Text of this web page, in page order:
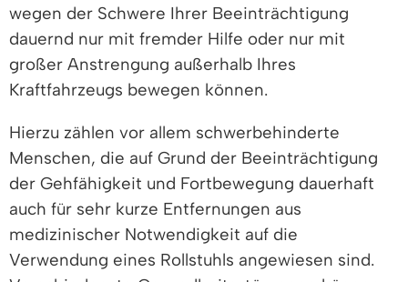
wegen der Schwere Ihrer Beeinträchtigung
dauernd nur mit fremder Hilfe oder nur mit
großer Anstrengung außerhalb Ihres
Kraftfahrzeugs bewegen können.
Hierzu zählen vor allem schwerbehinderte
Menschen, die auf Grund der Beeinträchtigung
der Gehfähigkeit und Fortbewegung dauerhaft
auch für sehr kurze Entfernungen aus
medizinischer Notwendigkeit auf die
Verwendung eines Rollstuhls angewiesen sind.